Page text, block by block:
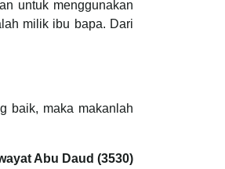
untuk menggunakan
milik ibu bapa. Dari
baik, maka makanlah
Abu Daud (3530)